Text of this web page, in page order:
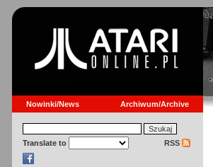
Nowinki/News Archiwum/Archive
Translate to RSS